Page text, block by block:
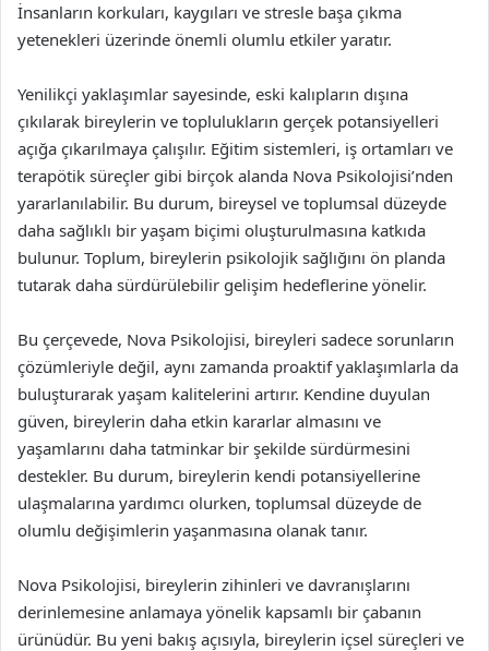
İnsanların korkuları, kaygıları ve stresle başa çıkma
yetenekleri üzerinde önemli olumlu etkiler yaratır.
Yenilikçi yaklaşımlar sayesinde, eski kalıpların dışına
çıkılarak bireylerin ve toplulukların gerçek potansiyelleri
açığa çıkarılmaya çalışılır. Eğitim sistemleri, iş ortamları ve
terapötik süreçler gibi birçok alanda Nova Psikolojisi’nden
yararlanılabilir. Bu durum, bireysel ve toplumsal düzeyde
daha sağlıklı bir yaşam biçimi oluşturulmasına katkıda
bulunur. Toplum, bireylerin psikolojik sağlığını ön planda
tutarak daha sürdürülebilir gelişim hedeflerine yönelir.
Bu çerçevede, Nova Psikolojisi, bireyleri sadece sorunların
çözümleriyle değil, aynı zamanda proaktif yaklaşımlarla da
buluşturarak yaşam kalitelerini artırır. Kendine duyulan
güven, bireylerin daha etkin kararlar almasını ve
yaşamlarını daha tatminkar bir şekilde sürdürmesini
destekler. Bu durum, bireylerin kendi potansiyellerine
ulaşmalarına yardımcı olurken, toplumsal düzeyde de
olumlu değişimlerin yaşanmasına olanak tanır.
Nova Psikolojisi, bireylerin zihinleri ve davranışlarını
derinlemesine anlamaya yönelik kapsamlı bir çabanın
ürünüdür. Bu yeni bakış açısıyla, bireylerin içsel süreçleri ve